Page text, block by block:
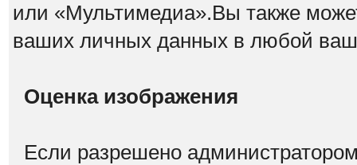
или «Мультимедиа».Вы также
ваших личных данных в любой
Оценка изображения
Если разрешено